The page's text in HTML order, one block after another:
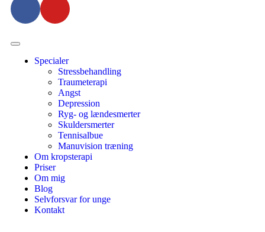
Specialer
Stressbehandling
Traumeterapi
Angst
Depression
Ryg- og lændesmerter
Skuldersmerter
Tennisalbue
Manuvision træning
Om kropsterapi
Priser
Om mig
Blog
Selvforsvar for unge
Kontakt